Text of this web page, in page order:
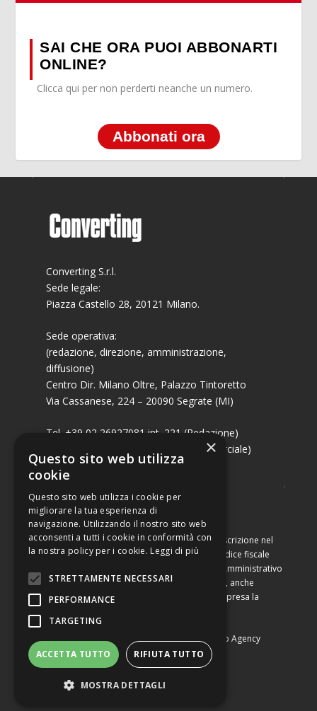
SAI CHE ORA PUOI ABBONARTI
ONLINE?
Clicca qui per non perderti neanche un numero.
Abbonati ora
Converting S.r.l.
Sede legale:
Piazza Castello 28, 20121 Milano.
Sede operativa:
(redazione, direzione, amministrazione,
diffusione)
Centro Dir. Milano Oltre, Palazzo Tintoretto
Via Cassanese, 224 – 20090 Segrate (MI)
Tel. +39 02 26927081 int. 221 (Redazione)
Tel. +39 02 26927081 int. 224 (Commerciale)
Fax +39 02 26951006
Capitale sociale di Euro 10.000,00 – Numero di iscrizione nel
Registro delle Imprese di Milano, partita Iva e codice fiscale
09460990964, iscritta al Repertorio Economico Amministrativo
di Milano al n. 2091710. È vietata la riproduzione, anche
parziale, dei contenuti con qualsiasi mezzo, compresa la
Copyright © Converting srl |Privacy Policy| Web Agency
×
Questo sito web utilizza
cookie
Questo sito web utilizza i cookie per
migliorare la tua esperienza di
navigazione. Utilizzando il nostro sito web
acconsenti a tutti i cookie in conformità con
la nostra policy per i cookie. Leggi di più
STRETTAMENTE NECESSARI
PERFORMANCE
TARGETING
ACCETTA TUTTO RIFIUTA TUTTO
MOSTRA DETTAGLI